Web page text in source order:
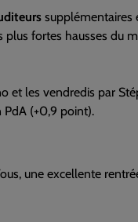
supplémentaires
plus fortes hausses du
et les vendredis par
PdA (+0,9 point).
une excellente